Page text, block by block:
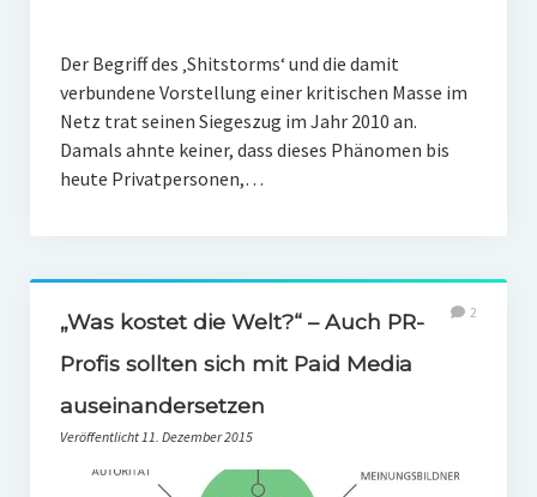
Der Begriff des ‚Shitstorms‘ und die damit
verbundene Vorstellung einer kritischen Masse im
Netz trat seinen Siegeszug im Jahr 2010 an.
Damals ahnte keiner, dass dieses Phänomen bis
heute Privatpersonen,…
„Was kostet die Welt?“ – Auch PR-
Profis sollten sich mit Paid Media
auseinandersetzen
Veröffentlicht 11. Dezember 2015
2